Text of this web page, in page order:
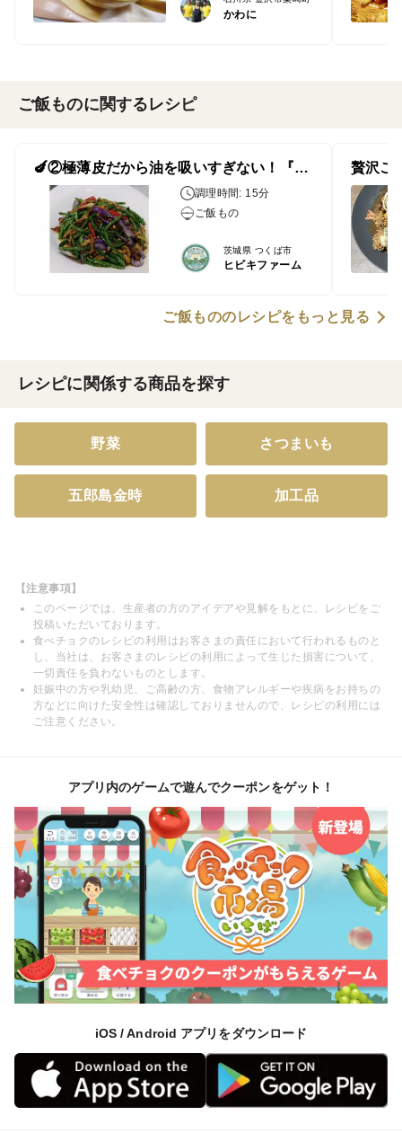
かわに
ご飯ものに関するレシピ
🍆②極薄皮だから油を吸いすぎない！『ロングインゲンと（杭茄）長なすの豚肉炒め』
調理時間: 15分
ご飯もの
茨城県 つくば市
ヒビキファーム
ご飯もののレシピをもっと見る
レシピに関係する商品を探す
野菜 さつまいも
五郎島金時 加工品
【注意事項】
このページでは、生産者の方のアイデアや見解をもとに、レシピをご
投稿いただいております。
食べチョクのレシピの利用はお客さまの責任において行われるものと
し、当社は、お客さまのレシピの利用によって生じた損害について、
一切責任を負わないものとします。
妊娠中の方や乳幼児、ご高齢の方、食物アレルギーや疾病をお持ちの
方などに向けた安全性は確認しておりませんので、レシピの利用には
ご注意ください。
アプリ内のゲームで遊んでクーポンをゲット！
iOS / Android アプリをダウンロード